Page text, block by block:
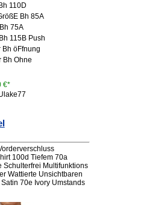
110D
Bh 85A
75A
115B Push
Bh öFfnung
Bh Ohne
€*
100d Tiefem 70a
Schulterfrei Multifunktions
Wattierte Unsichtbaren
70e Ivory Umstands